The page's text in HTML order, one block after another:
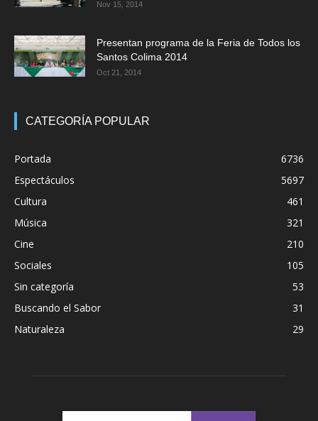
Nov 15, 2014
Presentan programa de la Feria de Todos los
Santos Colima 2014
Oct 21, 2014
CATEGORÍA POPULAR
Portada
6736
Espectáculos
5697
Cultura
461
Música
321
Cine
210
Sociales
105
Sin categoría
53
Buscando el Sabor
31
Naturaleza
29